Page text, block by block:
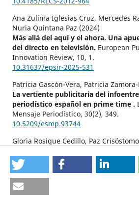
Ana Zulima Iglesias Cruz, Mercedes
Nuria Quintana Paz (2024)
Más allá del aquí y el ahora. Una
del directo en televisión. European
Innovation Review, 10, 1.
10.31637/epsir-2025-531
Patricia Gascón-Vera, Patricia
La vertiente publicitaria del
periodístico español en prime time .
Mensaje Periodístico, 30(2), 349.
10.5209/esmp.93744
Gloria Rosique Cedillo, Paz
Perspective: Analysis of the Coverage
Television.
Tripodos,
10.51698/tripodos.2025.58.08
Julinda Molares Cardoso, Beatriz